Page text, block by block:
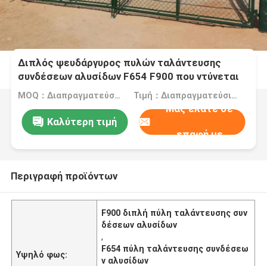
Διπλός ψευδάργυρος πυλών ταλάντευσης
συνδέσεων αλυσίδων F654 F900 που ντύνεται
με τη στρογγυλή θέσηMOQ：Διαπραγματεύσιμος Τιμή：Διαπραγματεύσιμα
Καλύτερη τιμή
Μας ελάτε σε
επαφή με
Περιγραφή προϊόντων
Υψηλό φως:
F900 διπλή πύλη ταλάντευσης συν
δέσεων αλυσίδων
,
F654 πύλη ταλάντευσης συνδέσεω
ν αλυσίδων